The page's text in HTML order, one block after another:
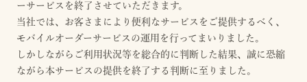
ーサービスを終了させていただきます。
当社では、お客さまにより便利なサービスをご提供するべく、
モバイルオーダーサービスの運用を行ってまいりました。
しかしながらご利用状況等を総合的に判断した結果、誠に恐縮
ながら本サービスの提供を終了する判断に至りました。